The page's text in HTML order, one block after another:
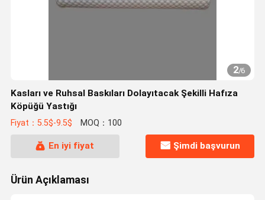
2/6
Kasları ve Ruhsal Baskıları Dolayıtacak Şekilli Hafıza
Köpüğü Yastığı
Fiyat：5.5$-9.5$ MOQ：100
En iyi fiyat Şimdi başvurun
Ürün Açıklaması